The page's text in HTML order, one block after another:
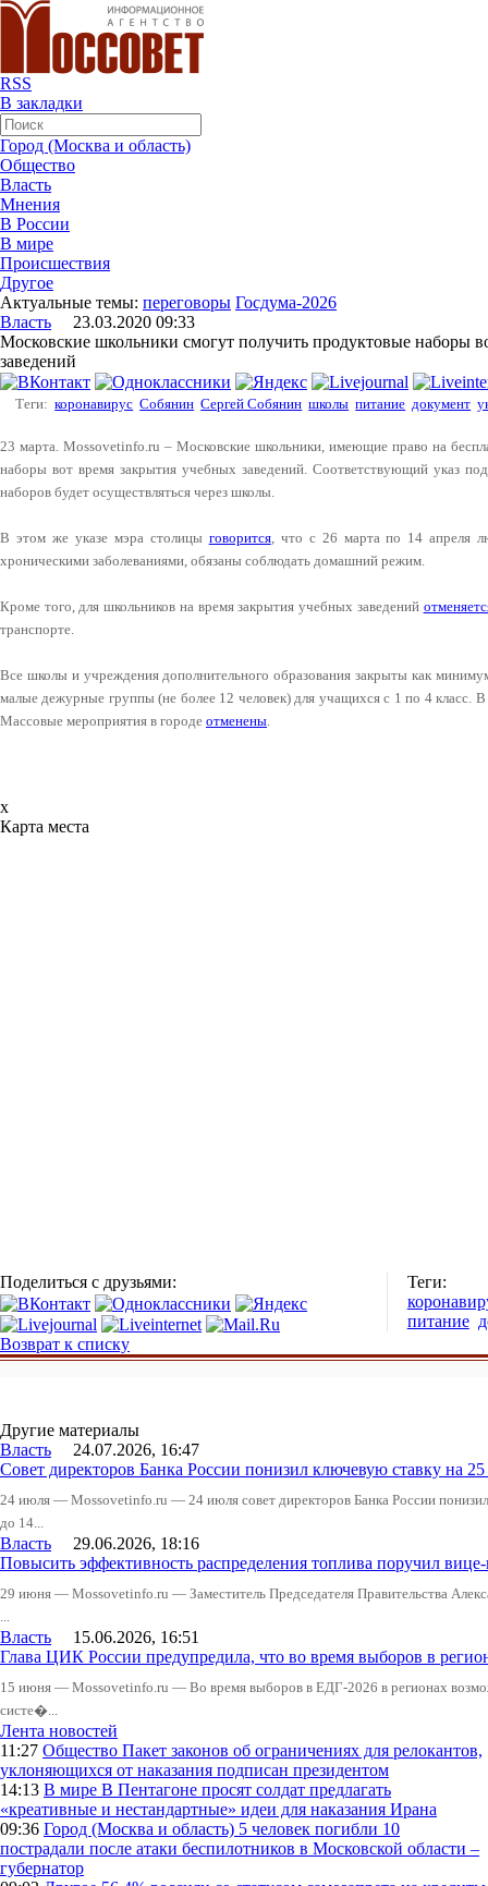
RSS
В закладки
Город (Москва и область)
Общество
Власть
Мнения
В России
В мире
Происшествия
Другое
Актуальные темы: переговоры Госдума-2026
Власть 23.03.2020 09:33
Московские школьники смогут получить продуктовые наборы
заведений
Теги: коронавирус Собянин Сергей Собянин школы питание документ
23 марта. Mossovetinfo.ru – Московские школьники, имеющие право на
наборы вот время закрытия учебных заведений. Соответствующий указ
наборов будет осуществляться через школы.
В этом же указе мэра столицы говорится, что с 26 марта по 14 апреля
хроническими заболеваниями, обязаны соблюдать домашний режим.
Кроме того, для школьников на время закрытия учебных заведений
транспорте.
Все школы и учреждения дополнительного образования закрыты как
малые дежурные группы (не более 12 человек) для учащихся с 1 по 4 класс.
Массовые мероприятия в городе отменены.
x
Карта места
Поделиться с друзьями:
Теги:
питание
Возврат к списку
Другие материалы
Власть 24.07.2026, 16:47
Совет директоров Банка России понизил ключевую ставку на
24 июля — Mossovetinfo.ru — 24 июля совет директоров Банка России
до 14...
Власть 29.06.2026, 18:16
Повысить эффективность распределения топлива поручил
29 июня — Mossovetinfo.ru — Заместитель Председателя Правительства
...
Власть 15.06.2026, 16:51
Глава ЦИК России предупредила, что во время выборов в
15 июня — Mossovetinfo.ru — Во время выборов в ЕДГ-2026 в регионах
систе�...
Лента новостей
11:27 Общество Пакет законов об ограничениях для релокантов,
уклоняющихся от наказания подписан президентом
14:13 В мире В Пентагоне просят солдат предлагать
«креативные и нестандартные» идеи для наказания Ирана
09:36 Город (Москва и область) 5 человек погибли 10
пострадали после атаки беспилотников в Московской области –
губернатор